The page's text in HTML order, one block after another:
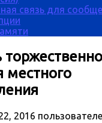
связь для
местного
2016